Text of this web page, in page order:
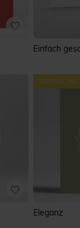
Einfach
Eleganz